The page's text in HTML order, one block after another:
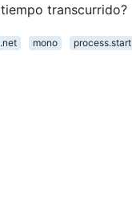
tiempo transcurrido?
.net mono
process.start